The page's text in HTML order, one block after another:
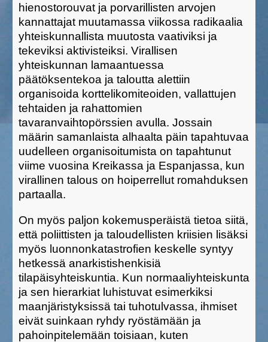
hienostorouvat ja porvarillisten arvojen
kannattajat muutamassa viikossa radikaalia
yhteiskunnallista muutosta vaativiksi ja
tekeviksi aktivisteiksi. Virallisen
yhteiskunnan lamaantuessa
päätöksentekoa ja taloutta alettiin
organisoida korttelikomiteoiden, vallattujen
tehtaiden ja rahattomien
tavaranvaihtopörssien avulla. Jossain
määrin samanlaista alhaalta päin tapahtuvaa
uudelleen organisoitumista on tapahtunut
viime vuosina Kreikassa ja Espanjassa, kun
virallinen talous on hoiperrellut romahduksen
partaalla.
On myös paljon kokemusperäistä tietoa siitä,
että poliittisten ja taloudellisten kriisien lisäksi
myös luonnonkatastrofien keskelle syntyy
hetkessä anarkistishenkisiä
tilapäisyhteiskuntia. Kun normaaliyhteiskunta
ja sen hierarkiat luhistuvat esimerkiksi
maanjäristyksissä tai tuhotulvassa, ihmiset
eivät suinkaan ryhdy ryöstämään ja
pahoinpitelemään toisiaan, kuten